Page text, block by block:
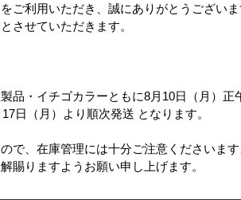
ご利用いただき、誠にありがとうございま
させていただきます。
品・イチゴカラーともに8月10日（月）正
日（月）より順次発送 となります。
で、在庫管理には十分ご注意くださいます
賜りますようお願い申し上げます。